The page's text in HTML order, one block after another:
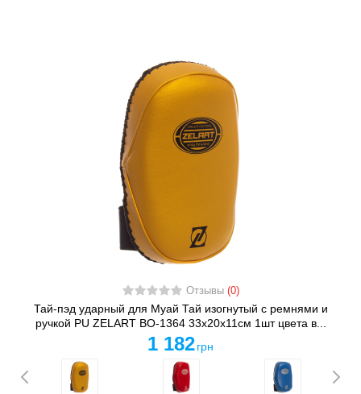
Отзывы (0)
Тай-пэд ударный для Муай Тай изогнутый с ремнями и
ручкой PU ZELART BO-1364 33x20x11см 1шт цвета в...
1 182 грн